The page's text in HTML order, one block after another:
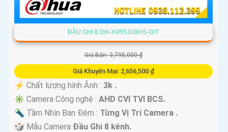
ĐẦU GHI 8 DH-XVR5108HS-I3/T
Giá Bán: 3,795,000 ₫
Giá Khuyến Mại: 2,656,500 ₫
️⚡ Chất lượng hình Ảnh : 3k .
✳️ Camera Công nghệ : AHD CVI TVI BCS.
🔦 Tầm Nhìn Ban Đêm : Từng Vị Trí Camera .
🎲 Mẫu Camera Đầu Ghi 8 kênh.